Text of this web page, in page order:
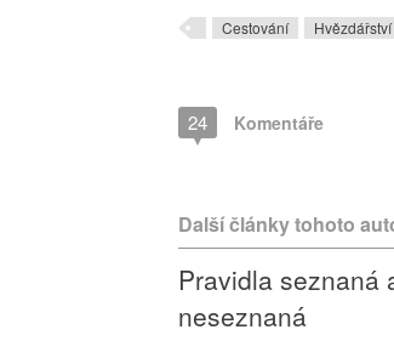
Cestování Hvězdářství
24 Komentáře
Další články tohoto
Pravidla seznaná
neseznaná